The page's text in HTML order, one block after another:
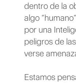
dentro de la
algo
por una
peligros de
verse
Estamos